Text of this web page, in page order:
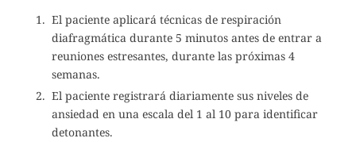
El paciente aplicará técnicas de respiración
diafragmática durante 5 minutos antes de entrar a
reuniones estresantes, durante las próximas 4
semanas.
El paciente registrará diariamente sus niveles de
ansiedad en una escala del 1 al 10 para identificar
detonantes.